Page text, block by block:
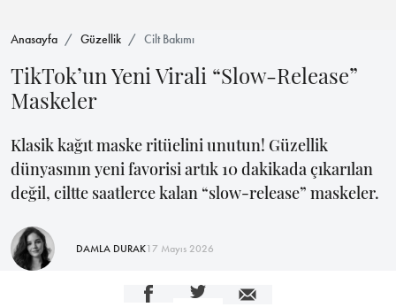
Anasayfa Güzellik Cilt Bakımı
TikTok’un Yeni Virali “Slow-Release”
Maskeler
Klasik kağıt maske ritüelini unutun! Güzellik
dünyasının yeni favorisi artık 10 dakikada çıkarılan
değil, ciltte saatlerce kalan “slow-release” maskeler.
DAMLA DURAK17 Mayıs 2026